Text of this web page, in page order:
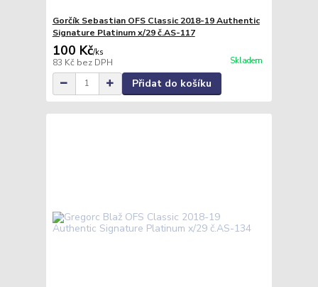
Gorčík Sebastian OFS Classic 2018-19 Authentic
Signature Platinum x/29 č.AS-117
100 Kč/ks
83 Kč bez DPH Skladem
Přidat do košíku